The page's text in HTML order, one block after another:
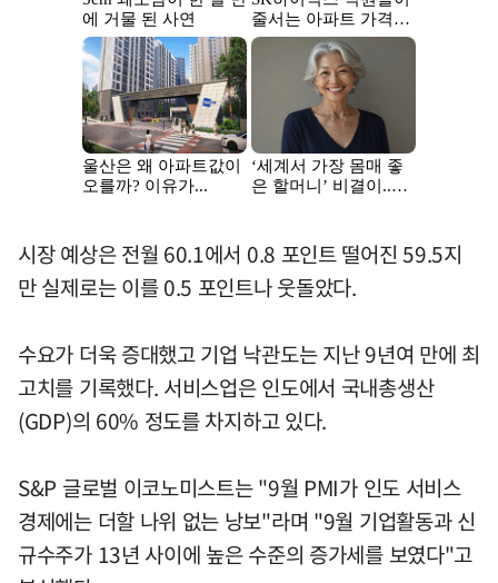
시장 예상은 전월 60.1에서 0.8 포인트 떨어진 59.5지
만 실제로는 이를 0.5 포인트나 웃돌았다.
수요가 더욱 증대했고 기업 낙관도는 지난 9년여 만에 최
고치를 기록했다. 서비스업은 인도에서 국내총생산
(GDP)의 60% 정도를 차지하고 있다.
S&P 글로벌 이코노미스트는 "9월 PMI가 인도 서비스
경제에는 더할 나위 없는 낭보"라며 "9월 기업활동과 신
규수주가 13년 사이에 높은 수준의 증가세를 보였다"고